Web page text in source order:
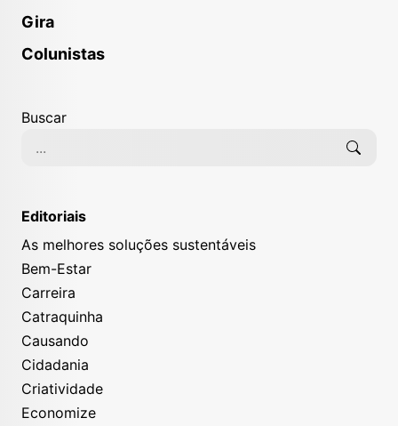
Gira
Colunistas
Buscar
Editoriais
As melhores soluções sustentáveis
Bem-Estar
Carreira
Catraquinha
Causando
Cidadania
Criatividade
Economize